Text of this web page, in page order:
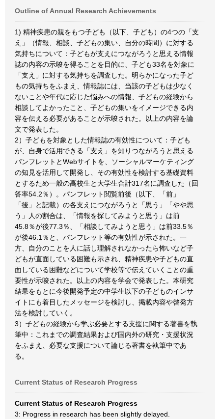
Outline of Annual Research Achievements
1) 精神疾患の親をもつ子ども（以下、子ども）の4つの「支
え」（情報、相談、子どもの集い、自分の時間）に対する
気持ちについて：子どもが支えにつながろうと思える情報
誌の内容の示唆を得ることを目的に、子ども33名を対象に
「支え」に対する気持ちを調査した。明らかになった子ど
もの気持ちをふまえ、情報誌には、当該の子どもは少なく
ないことや年代に応じた悩みへの情報、子どもの経験から
相談してよかったこと、子どもの集いをイメージできる内
容を伝える必要があることが示唆された。以上の内容を論
文で発表した。
2）子どもを対象とした情報誌の有効性について：子ども
が、自身で活用できる「支え」を知りつながろうと思える
パンフレットとWebサイトを、ソーシャルマーケティング
の知見を活用して開発し、その有効性を検討する基礎資料
とするため一般の高校生と大学生合計317名に調査した（回
答率54.2％）。パンフレット閲覧前後（以下、「前」
「後」と記載）の各支えにつながろうと「思う」「やや思
う」人の割合は、「情報を探してみようと思う」は前
45.8％が後77.3％、「相談してみようと思う」は前33.5％
が後46.1％と、パンフレット等の有効性が示された。一
方、自分のことを人に話し理解されなかったら怖いなど子
どもが直面している困難も示され、精神疾患や子どもの直
面している困難などについて学校等で伝えていくことの重
要性が示唆された。以上の内容を学会で発表した。本研究
結果をもとに今後開発予定の中学生以下の子どものインサ
イトにも着目したメッセージを検討し、掲載内容や啓発方
法を検討していく。
3）子どもの経験から学ぶ必要とする支援に関する著書を執
筆中：これまでの調査結果および国内外の研究・支援状況
をふまえ、必要な支援について論じる著書を執筆中であ
る。
Current Status of Research Progress
Current Status of Research Progress
3: Progress in research has been slightly delayed.